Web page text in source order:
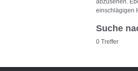
abzusehen.
einschlägigen
Suche
0 Treffer